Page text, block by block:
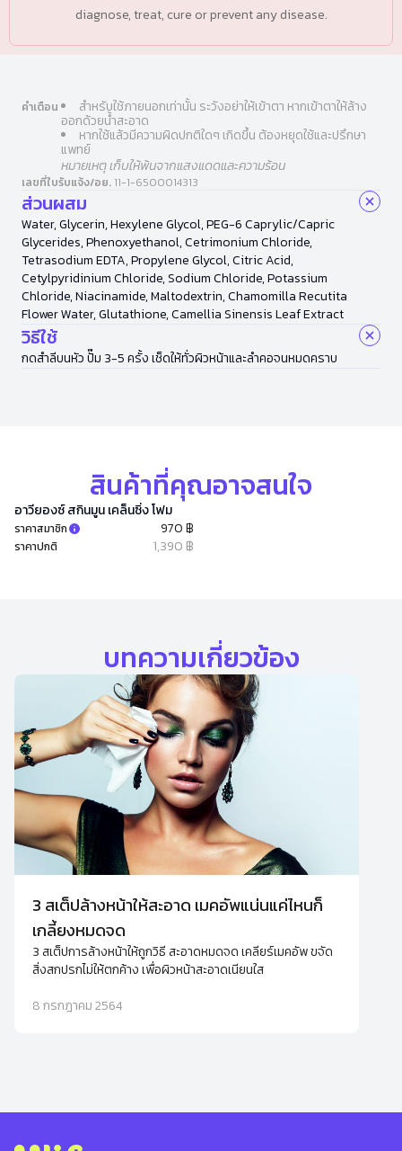
diagnose, treat, cure or prevent any disease.
คำเตือน สำหรับใช้ภายนอกเท่านั้น ระวังอย่าให้เข้าตา หากเข้าตาให้ล้าง
ออกด้วยน้ำสะอาด
หากใช้แล้วมีความผิดปกติใดๆ เกิดขึ้น ต้องหยุดใช้และปรึกษา
แพทย์
หมายเหตุ เก็บให้พ้นจากแสงแดดและความร้อน
เลขที่ใบรับแจ้ง/อย. 11-1-6500014313
ส่วนผสม
Water, Glycerin, Hexylene Glycol, PEG-6 Caprylic/Capric
Glycerides, Phenoxyethanol, Cetrimonium Chloride,
Tetrasodium EDTA, Propylene Glycol, Citric Acid,
Cetylpyridinium Chloride, Sodium Chloride, Potassium
Chloride, Niacinamide, Maltodextrin, Chamomilla Recutita
Flower Water, Glutathione, Camellia Sinensis Leaf Extract
วิธีใช้
กดสำลีบนหัว ปั๊ม 3-5 ครั้ง เช็ดให้ทั่วผิวหน้าและลำคอจนหมดคราบ
สินค้าที่คุณอาจสนใจ
อาวียองซ์ สกินมูน เคล็นซิ่ง โฟม
ราคาสมาชิก 970 ฿
ราคาปกติ 1,390 ฿
บทความเกี่ยวข้อง
3 สเต็ปล้างหน้าให้สะอาด เมคอัพแน่นแค่ไหนก็
เกลี้ยงหมดจด
3 สเต็ปการล้างหน้าให้ถูกวิธี สะอาดหมดจด เคลียร์เมคอัพ ขจัด
สิ่งสกปรกไม่ให้ตกค้าง เพื่อผิวหน้าสะอาดเนียนใส
8 กรกฎาคม 2564